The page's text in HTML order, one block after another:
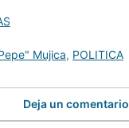
Mujica, POLITICA
Deja un comentario